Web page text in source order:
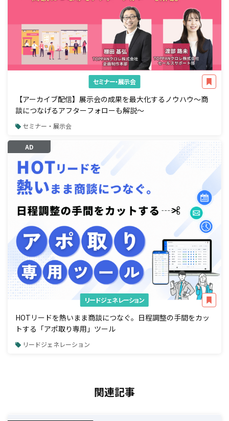
セミナー・展示会
【アーカイブ配信】展示会の成果を最大化するノウハウ～商
談につなげるアフターフォローも解説～
セミナー・展示会
AD
リードジェネレーション
HOTリードを熱いまま商談につなぐ。日程調整の手間をカッ
トする「アポ取り専用」ツール
リードジェネレーション
関連記事